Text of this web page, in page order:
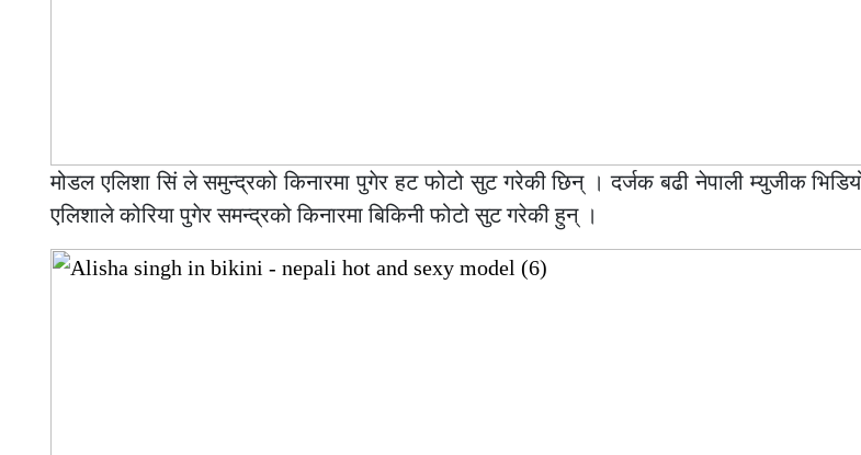
मोडल एलिशा सिं ले समुन्द्रको किनारमा पुगेर हट फोटो सुट गरेकी छिन् । दर्जक बढी नेपाली म्युजीक
एलिशाले कोरिया पुगेर समन्द्रको किनारमा बिकिनी फोटो सुट गरेकी हुन् ।